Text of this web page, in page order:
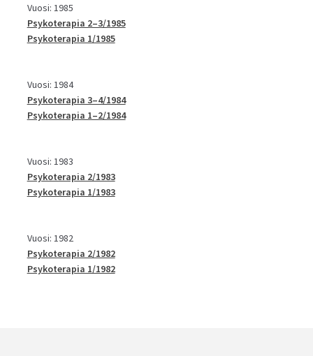
Vuosi: 1985
Psykoterapia 2–3/1985
Psykoterapia 1/1985
Vuosi: 1984
Psykoterapia 3–4/1984
Psykoterapia 1–2/1984
Vuosi: 1983
Psykoterapia 2/1983
Psykoterapia 1/1983
Vuosi: 1982
Psykoterapia 2/1982
Psykoterapia 1/1982